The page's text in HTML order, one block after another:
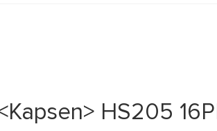
HS205